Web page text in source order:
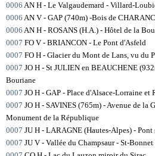
0006 AN H - Le Valgaudemard - Villard-
0006 AN V - GAP (740m) -Bois de
0006 AN H - ROSANS (H.A.) - Hôtel de la
0007 FO V - BRIANCON - Le Pont d'Asfeld
0007 FO H - Glacier du Mont de Lans, vu du
0007 JO H - St JULIEN en BEAUCHENE
Bouriane
0007 JO H - GAP - Place d'Alsace-Lorraine et
0007 JO H - SAVINES (765m) - Avenue de la
Monument de la République
0007 JU H - LARAGNE (Hautes-Alpes) - Pont
0007 JU V - Vallée du Champsaur - St-